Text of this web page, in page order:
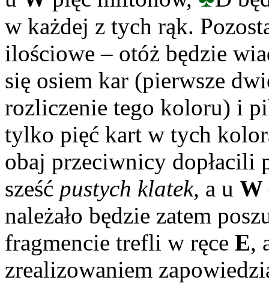
w każdej z tych rąk.
ilościowe – otóż będzie
się osiem kar (pierwsze
rozliczenie tego koloru) i
tylko pięć kart w tych
obaj przeciwnicy dopłacili
sześć pustych klatek, a u W
należało będzie zatem
fragmencie trefli w ręce E,
zrealizowaniem